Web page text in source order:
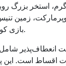
استخر بزرگ
زمین
بازی کودکان بهره‌مند خواهند شد.
اقساط است. این